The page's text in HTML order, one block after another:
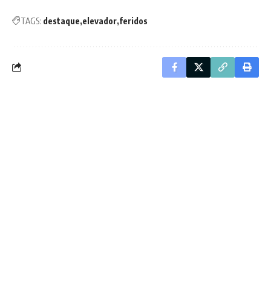
TAGS: destaque elevador feridos